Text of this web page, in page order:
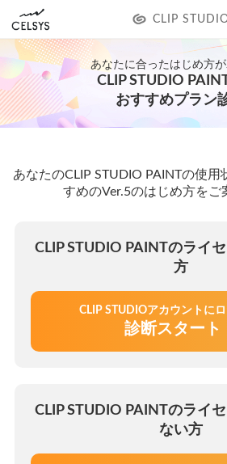
CLIP
あなたに合ったはじめ方が
CLIP STUDIO
おすすめプラン
あなたのCLIP STUDIO PAINTの使
すめのVer.5のはじめ方をご
CLIP STUDIO PAINTのライ
方
CLIP STUDIOアカウントに
診断スタート
CLIP STUDIO PAINTのライ
ない方